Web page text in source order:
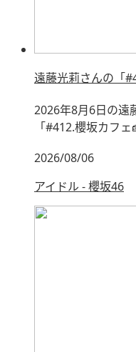
遠藤光莉さんの「
2026年8月6日の遠
「#412.櫻坂カフェ
2026/08/06
アイドル - 櫻坂46